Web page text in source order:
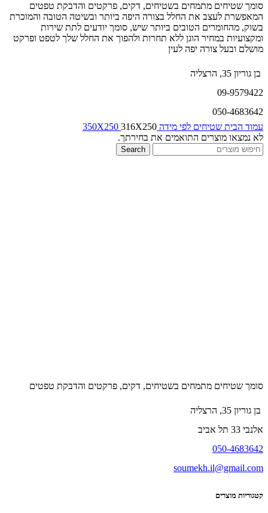
סומך שטיחים מתמחים בשטיחים, דקים, פרקטים והדבקת טפטים
המאפשרת לעצב את החלל בצורה היפה ביותר ובשיטה הטובה והמוכרת
בשוק, מהחומרים הטובים ביותר שיש, סומך יודעים לתת שירות
ומקצועיות במחיר הוגן ללא תחרות ולהפוך את החלל שלך לטפט ופרקט
מושלם ובעל צורה יפה לעין
בן גוריון 35, הרצליה
09-9579422
050-4683642
עמוד הבית שטיחים לפי מידה 350X250 316X250
לא נמצאו מוצרים התואמים את בחירתך.
Search
סומך שטיחים מתמחים בשטיחים, דקים, פרקטים והדבקת טפטים
בן גוריון 35, הרצליה
אלנבי 33 תל אביב
050-4683642
soumekh.il@gmail.com
קטגוריות מוצרים